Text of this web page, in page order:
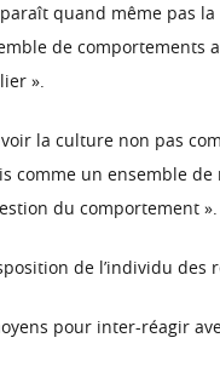
quand même pas
de
».
la culture non pas
comme un ensemble
du comportement
de l’individu
pour inter-réagir